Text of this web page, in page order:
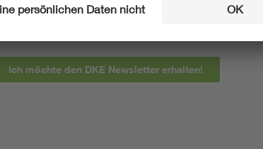
informieren wir Sie bereits frühzeitig über zukünftige
Ich möchte den DKE Newsletter erhalten!